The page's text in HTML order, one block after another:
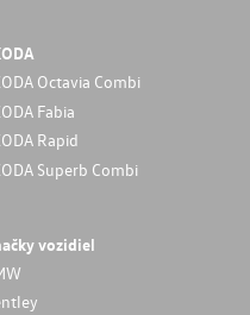
Octavia Combi
Fabia
Rapid
Superb Combi
vozidiel